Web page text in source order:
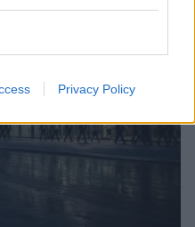
Privacy Policy